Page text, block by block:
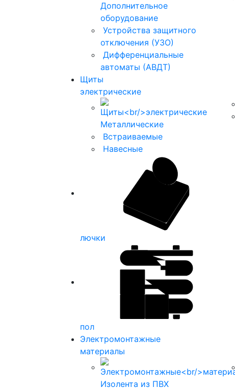
Дополнительное
оборудование
Устройства защитного
отключения (УЗО)
Дифференциальные
автоматы (АВДТ)
Щиты
электрические
Металлические
Встраиваемые
Навесные
лючки
пол
Электромонтажные
материалы
Изолента из ПВХ